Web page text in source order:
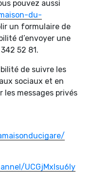
pouvez aussi
du-
un formulaire de
d’envoyer une
52 81.
de suivre les
sociaux et en
les messages privés
UCGjMxIsu6ly